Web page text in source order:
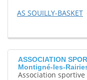
AS SOUILLY-BASKET
ASSOCIATION
Montigné-les-
Association sportive